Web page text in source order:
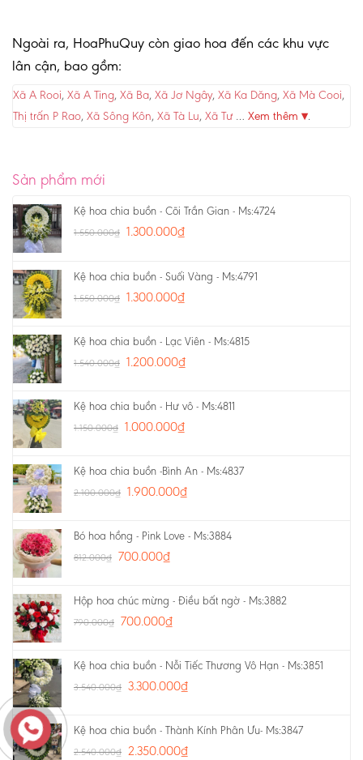
Ngoài ra, HoaPhuQuy còn giao hoa đến các khu vực
lân cận, bao gồm:
Xã A Rooi, Xã A Ting, Xã Ba, Xã Jơ Ngây, Xã Ka Dăng, Xã Mà Cooi,
Thị trấn P Rao, Xã Sông Kôn, Xã Tà Lu, Xã Tư … Xem thêm ▾.
Sản phẩm mới
Kệ hoa chia buồn - Cõi Trần Gian - Ms:4724
1.550.000₫ 1.300.000₫
Kệ hoa chia buồn - Suối Vàng - Ms:4791
1.550.000₫ 1.300.000₫
Kệ hoa chia buồn - Lạc Viên - Ms:4815
1.540.000₫ 1.200.000₫
Kệ hoa chia buồn - Hư vô - Ms:4811
1.150.000₫ 1.000.000₫
Kệ hoa chia buồn -Bình An - Ms:4837
2.100.000₫ 1.900.000₫
Bó hoa hồng - Pink Love - Ms:3884
812.000₫ 700.000₫
Hộp hoa chúc mừng - Điều bất ngờ - Ms:3882
790.000₫ 700.000₫
Kệ hoa chia buồn - Nỗi Tiếc Thương Vô Hạn - Ms:3851
3.540.000₫ 3.300.000₫
Kệ hoa chia buồn - Thành Kính Phân Ưu- Ms:3847
2.540.000₫ 2.350.000₫